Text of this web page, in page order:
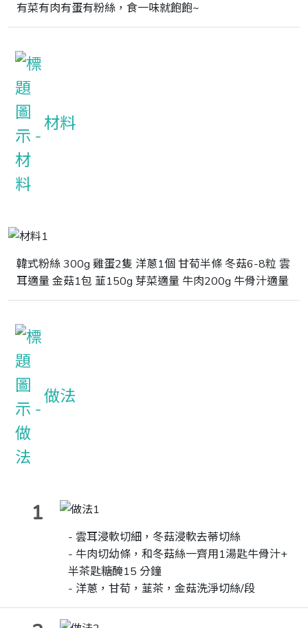
有菜有肉有蛋有粉絲，食一味就飽飽~
材料
韓式粉絲 300g 雞蛋2隻 洋蔥1個 甘荀半條 冬菇6-8粒 雲
耳適量 金菇1包 韮150g 芽菜適量 牛肉200g 牛骨汁適量
做法
1
- 雲耳浸軟切細，冬菇浸軟去蒂切絲
- 牛肉切幼條，和冬菇絲一齊用1湯匙牛骨汁+
半茶匙糖醃15 分鐘
- 洋蔥，甘荀，韮茶，金菇洗淨切絲/段